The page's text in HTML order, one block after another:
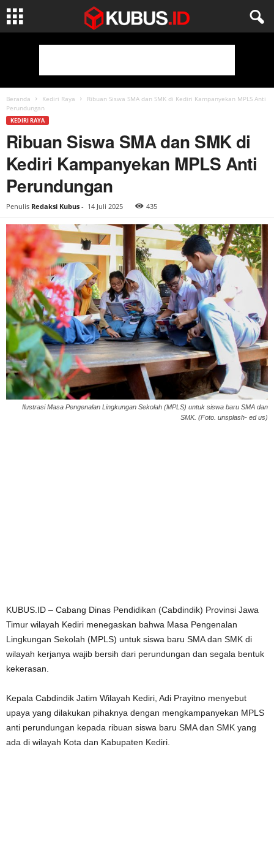
Beranda Kediri Raya
Ribuan Siswa SMA dan SMK di Kediri Kampanyekan MPLS Anti
Perundungan
KEDIRI RAYA
Ribuan Siswa SMA dan SMK di
Kediri Kampanyekan MPLS Anti
Perundungan
Penulis Redaksi Kubus - 14 Juli 2025 435
Ilustrasi Masa Pengenalan Lingkungan Sekolah (MPLS) untuk siswa baru SMA dan
SMK. (Foto. unsplash- ed us)
KUBUS.ID – Cabang Dinas Pendidikan (Cabdindik) Provinsi Jawa
Timur wilayah Kediri menegaskan bahwa Masa Pengenalan
Lingkungan Sekolah (MPLS) untuk siswa baru SMA dan SMK di
wilayah kerjanya wajib bersih dari perundungan dan segala bentuk
kekerasan.
Kepala Cabdindik Jatim Wilayah Kediri, Adi Prayitno menyebut
upaya yang dilakukan pihaknya dengan mengkampanyekan MPLS
anti perundungan kepada ribuan siswa baru SMA dan SMK yang
ada di wilayah Kota dan Kabupaten Kediri.